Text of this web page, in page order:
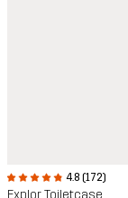
4.8 (172)
Explor Toiletcase